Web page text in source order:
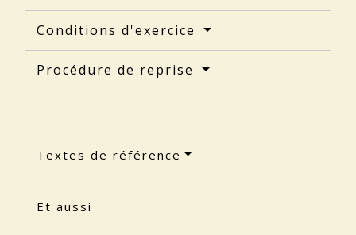
Conditions d'exercice
Procédure de reprise
Textes de référence
Et aussi